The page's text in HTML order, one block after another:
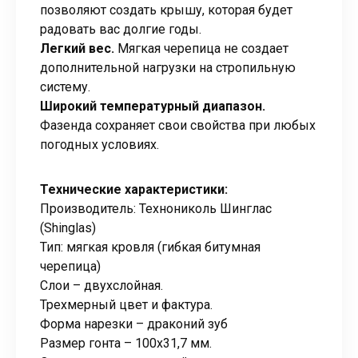
позволяют создать крышу, которая будет
радовать вас долгие годы.
Легкий вес. Мягкая черепица не создает
дополнительной нагрузки на стропильную
систему.
Широкий температурный диапазон.
Фазенда сохраняет свои свойства при любых
погодных условиях.
Технические характеристики:
Производитель: Технониколь Шинглас
(Shinglas)
Тип: мягкая кровля (гибкая битумная
черепица)
Слои – двухслойная.
Трехмерный цвет и фактура.
Форма нарезки – драконий зуб
Размер гонта – 100х31,7 мм.